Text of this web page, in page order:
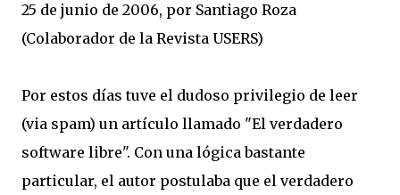
25 de junio de 2006, por Santiago Roza
(Colaborador de la Revista USERS)
Por estos días tuve el dudoso privilegio de leer
(via spam) un artículo llamado "El verdadero
software libre". Con una lógica bastante
particular, el autor postulaba que el verdadero